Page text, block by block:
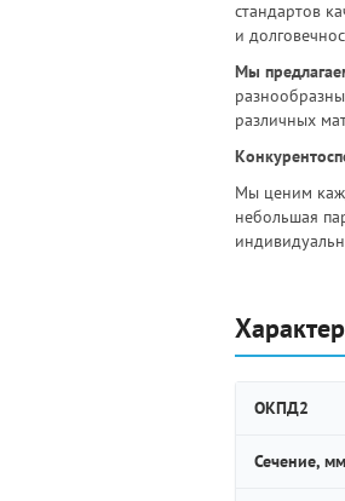
стандартов
и
Мы
различных
Мы ценим
небольшая
ОКПД2
Сечение, мм